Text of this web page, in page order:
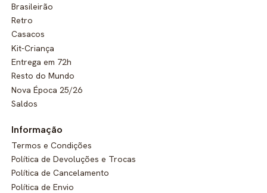
Brasileirão
Retro
Casacos
Kit-Criança
Entrega em 72h
Resto do Mundo
Nova Época 25/26
Saldos
Informação
Termos e Condições
Política de Devoluções e Trocas
Política de Cancelamento
Política de Envio